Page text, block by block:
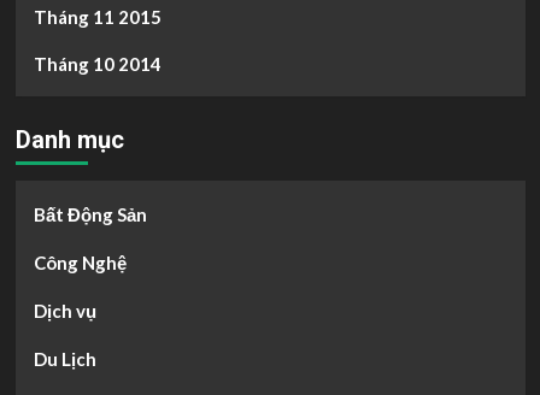
Tháng 11 2015
Tháng 10 2014
Danh mục
Bất Động Sản
Công Nghệ
Dịch vụ
Du Lịch